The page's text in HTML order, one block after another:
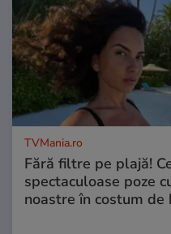
TVMania.ro
Fără filtre pe plajă!
spectaculoase poze
noastre în costum de